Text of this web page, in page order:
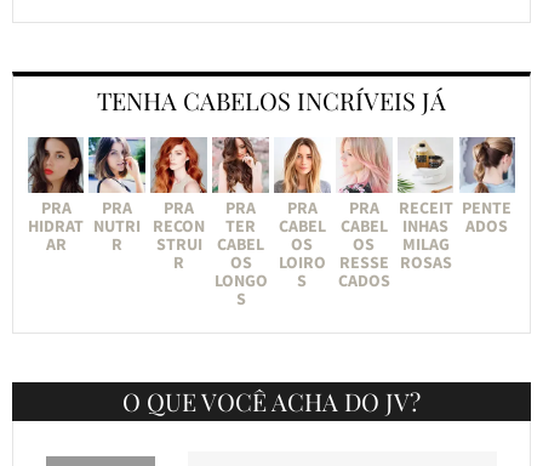
TENHA CABELOS INCRÍVEIS JÁ
PRA
HIDRAT
AR
PRA
NUTRI
R
PRA
RECON
STRUI
R
PRA
TER
CABEL
OS
LONGO
S
PRA
CABEL
OS
LOIRO
S
PRA
CABEL
OS
RESSE
CADOS
RECEIT
INHAS
MILAG
ROSAS
PENTE
ADOS
O QUE VOCÊ ACHA DO JV?